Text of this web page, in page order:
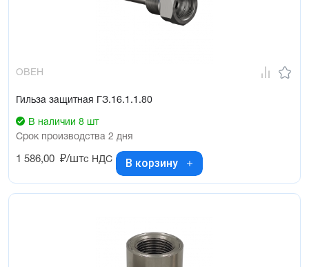
ОВЕН
Гильза защитная ГЗ.16.1.1.80
В наличии 8 шт
Срок производства 2 дня
1 586,00 ₽/штс НДС В корзину